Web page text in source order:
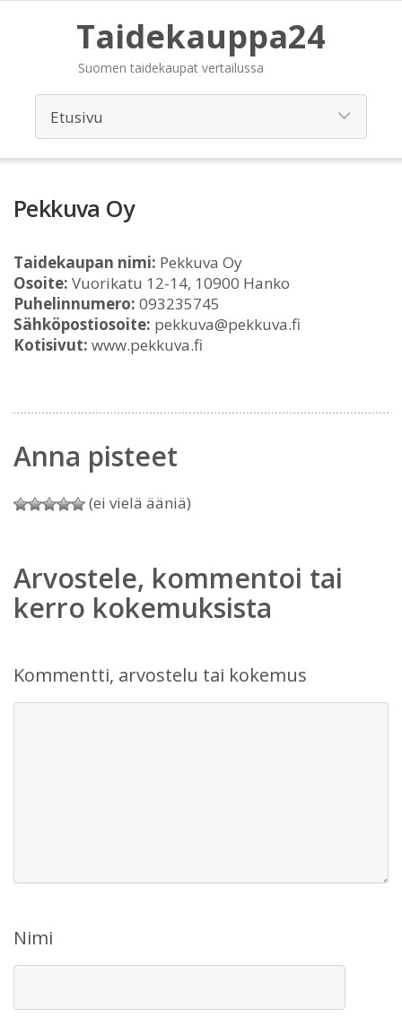
Taidekauppa24
Suomen taidekaupat vertailussa
Pekkuva Oy
Taidekaupan nimi: Pekkuva Oy
Osoite: Vuorikatu 12-14, 10900 Hanko
Puhelinnumero: 093235745
Sähköpostiosoite: pekkuva@pekkuva.fi
Kotisivut: www.pekkuva.fi
Anna pisteet
(ei vielä ääniä)
Arvostele, kommentoi tai
kerro kokemuksista
Kommentti, arvostelu tai kokemus
Nimi